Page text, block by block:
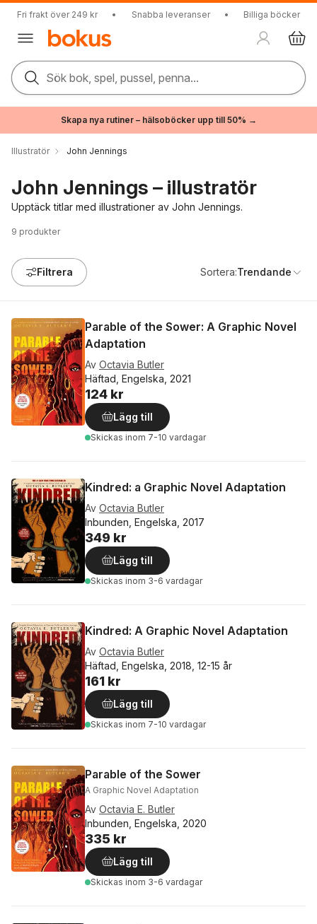
Fri frakt över 249 kr • Snabba leveranser • Billiga böcker
Sök bok, spel, pussel, penna...
Skapa nya rutiner – hälsoböcker upp till 50% →
Illustratör John Jennings
John Jennings – illustratör
Upptäck titlar med illustrationer av John Jennings.
9 produkter
Filtrera Sortera:Trendande
Parable of the Sower: A Graphic Novel
Adaptation
Av Octavia Butler
Häftad, Engelska, 2021
124 kr
Lägg till
Skickas inom 7-10 vardagar
Kindred: a Graphic Novel Adaptation
Av Octavia Butler
Inbunden, Engelska, 2017
349 kr
Lägg till
Skickas inom 3-6 vardagar
Kindred: A Graphic Novel Adaptation
Av Octavia Butler
Häftad, Engelska, 2018, 12-15 år
161 kr
Lägg till
Skickas inom 7-10 vardagar
Parable of the Sower
A Graphic Novel Adaptation
Av Octavia E. Butler
Inbunden, Engelska, 2020
335 kr
Lägg till
Skickas inom 3-6 vardagar